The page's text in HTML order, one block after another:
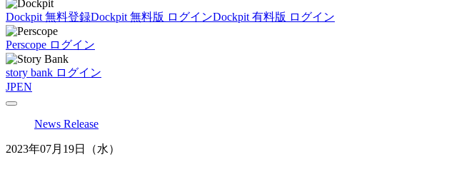
Dockpit 無料登録Dockpit 無料版 ログインDockpit 有料版 ログイン
Perscope ログイン
story bank ログイン
JPEN
News Release
2023年07月19日（水）